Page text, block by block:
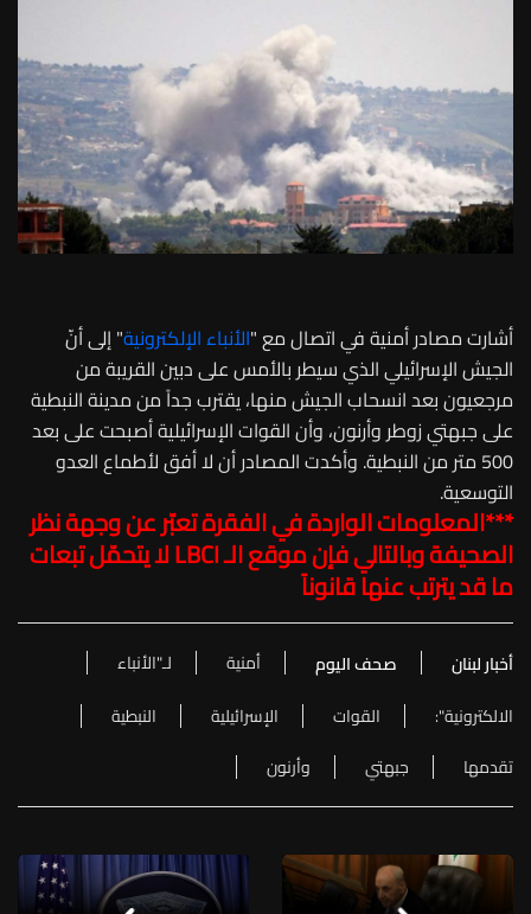
أشارت مصادر أمنية في اتصال مع "الأنباء الإلكترونية" إلى أنّ
الجيش الإسرائيلي الذي سيطر بالأمس على دبين القريبة من
مرجعيون بعد انسحاب الجيش منها، يقترب جداً من مدينة النبطية
على جبهتي زوطر وأرنون، وأن القوات الإسرائيلية أصبحت على بعد
500 متر من النبطية. وأكدت المصادر أن لا أفق لأطماع العدو
التوسعية.
***المعلومات الواردة في الفقرة تعبّر عن وجهة نظر
الصحيفة وبالتالي فإن موقع الـLBCIلا يتحمّل تبعات
ما قد يترتب عنها قانوناً
أخبار لبنان صحف اليوم أمنية
لـ"الأنباء
الالكترونية":
القوات الإسرائيلية
النبطية
تقدمها
جبهتي وأرنون